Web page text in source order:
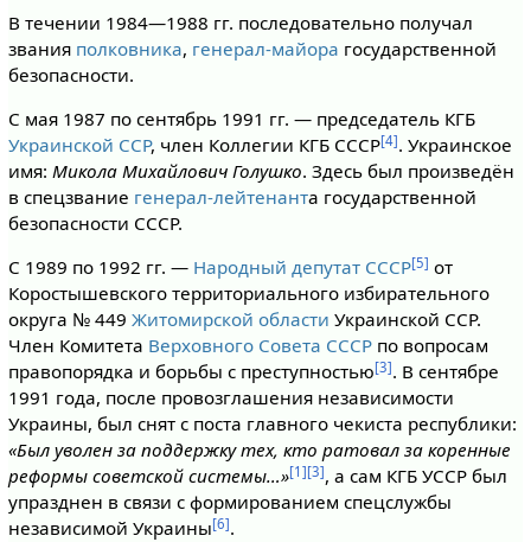
В течении 1984—1988 гг. последовательно получал
звания полковника, генерал-майора государственной
безопасности.
С мая 1987 по сентябрь 1991 гг. — председатель КГБ
Украинской ССР, член Коллегии КГБ СССР[4]. Украинское
имя: Микола Михайлович Голушко. Здесь был произведён
в спецзвание генерал-лейтенанта государственной
безопасности СССР.
C 1989 по 1992 гг. — Народный депутат СССР[5] от
Коростышевского территориального избирательного
округа № 449 Житомирской области Украинской ССР.
Член Комитета Верховного Совета СССРпо вопросам
правопорядка и борьбы с преступностью[3]. В сентябре
1991 года, после провозглашения независимости
Украины, был снят с поста главного чекиста республики:
«Был уволен за поддержку тех, кто ратовал за коренные
реформы советской системы…»[1][3], а сам КГБ УССР был
упразднен в связи с формированием спецслужбы
независимой Украины[6].